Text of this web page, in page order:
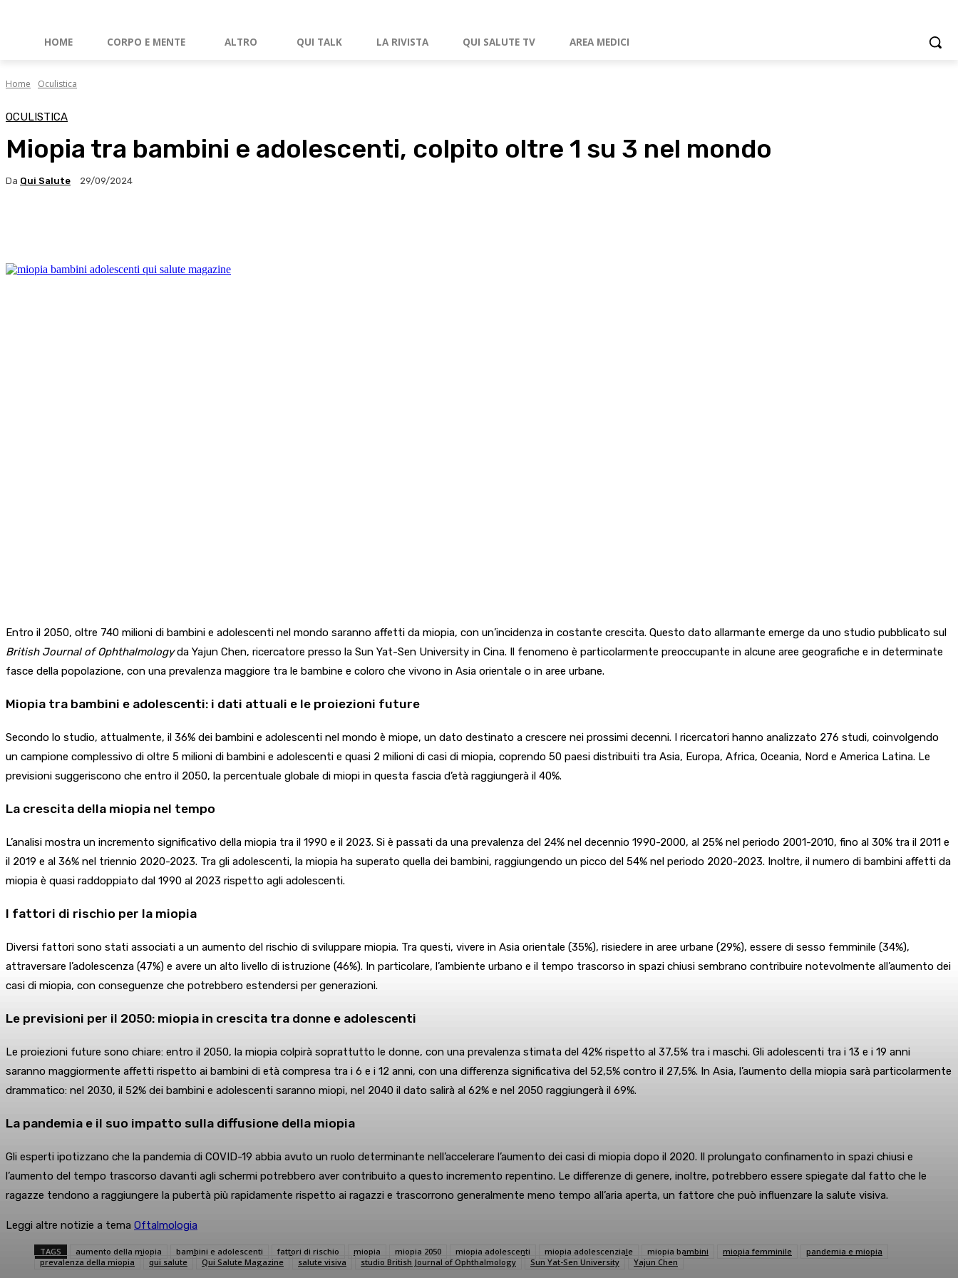
HOME CORPO E MENTE ALTRO QUI TALK LA RIVISTA QUI SALUTE TV AREA MEDICI
Home Oculistica
OCULISTICA
Miopia tra bambini e adolescenti, colpito oltre 1 su 3 nel mondo
Da Qui Salute 29/09/2024
Entro il 2050, oltre 740 milioni di bambini e adolescenti nel mondo saranno affetti da miopia, con un’incidenza in costante crescita. Questo dato allarmante emerge da uno studio pubblicato sul
British Journal of Ophthalmologyda Yajun Chen, ricercatore presso la Sun Yat-Sen University in Cina. Il fenomeno è particolarmente preoccupante in alcune aree geografiche e in determinate
fasce della popolazione, con una prevalenza maggiore tra le bambine e coloro che vivono in Asia orientale o in aree urbane.
Miopia tra bambini e adolescenti: i dati attuali e le proiezioni future
Secondo lo studio, attualmente, il 36% dei bambini e adolescenti nel mondo è miope, un dato destinato a crescere nei prossimi decenni. I ricercatori hanno analizzato 276 studi, coinvolgendo
un campione complessivo di oltre 5 milioni di bambini e adolescenti e quasi 2 milioni di casi di miopia, coprendo 50 paesi distribuiti tra Asia, Europa, Africa, Oceania, Nord e America Latina. Le
previsioni suggeriscono che entro il 2050, la percentuale globale di miopi in questa fascia d’età raggiungerà il 40%.
La crescita della miopia nel tempo
L’analisi mostra un incremento significativo della miopia tra il 1990 e il 2023. Si è passati da una prevalenza del 24% nel decennio 1990-2000, al 25% nel periodo 2001-2010, fino al 30% tra il 2011 e
il 2019 e al 36% nel triennio 2020-2023. Tra gli adolescenti, la miopia ha superato quella dei bambini, raggiungendo un picco del 54% nel periodo 2020-2023. Inoltre, il numero di bambini affetti da
miopia è quasi raddoppiato dal 1990 al 2023 rispetto agli adolescenti.
I fattori di rischio per la miopia
Diversi fattori sono stati associati a un aumento del rischio di sviluppare miopia. Tra questi, vivere in Asia orientale (35%), risiedere in aree urbane (29%), essere di sesso femminile (34%),
attraversare l’adolescenza (47%) e avere un alto livello di istruzione (46%). In particolare, l’ambiente urbano e il tempo trascorso in spazi chiusi sembrano contribuire notevolmente all’aumento dei
casi di miopia, con conseguenze che potrebbero estendersi per generazioni.
Le previsioni per il 2050: miopia in crescita tra donne e adolescenti
Le proiezioni future sono chiare: entro il 2050, la miopia colpirà soprattutto le donne, con una prevalenza stimata del 42% rispetto al 37,5% tra i maschi. Gli adolescenti tra i 13 e i 19 anni
saranno maggiormente affetti rispetto ai bambini di età compresa tra i 6 e i 12 anni, con una differenza significativa del 52,5% contro il 27,5%. In Asia, l’aumento della miopia sarà particolarmente
drammatico: nel 2030, il 52% dei bambini e adolescenti saranno miopi, nel 2040 il dato salirà al 62% e nel 2050 raggiungerà il 69%.
La pandemia e il suo impatto sulla diffusione della miopia
Gli esperti ipotizzano che la pandemia di COVID-19 abbia avuto un ruolo determinante nell’accelerare l’aumento dei casi di miopia dopo il 2020. Il prolungato confinamento in spazi chiusi e
l’aumento del tempo trascorso davanti agli schermi potrebbero aver contribuito a questo incremento repentino. Le differenze di genere, inoltre, potrebbero essere spiegate dal fatto che le
ragazze tendono a raggiungere la pubertà più rapidamente rispetto ai ragazzi e trascorrono generalmente meno tempo all’aria aperta, un fattore che può influenzare la salute visiva.
Leggi altre notizie a tema Oftalmologia
TAGS aumento della miopia bambini e adolescenti fattori di rischio miopia miopia 2050 miopia adolescenti miopia adolescenziale miopia bambini miopia femminile
pandemia e miopia
prevalenza della miopia
qui salute Qui Salute Magazine salute visiva studio British Journal of Ophthalmology Sun Yat-Sen University Yajun Chen